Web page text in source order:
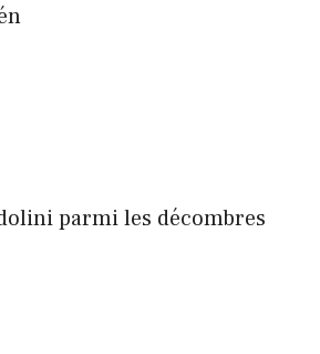
parmi les décombres